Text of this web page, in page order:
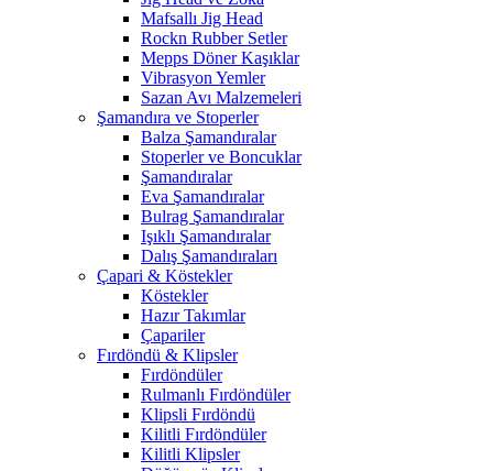
Mafsallı Jig Head
Rockn Rubber Setler
Mepps Döner Kaşıklar
Vibrasyon Yemler
Sazan Avı Malzemeleri
Şamandıra ve Stoperler
Balza Şamandıralar
Stoperler ve Boncuklar
Şamandıralar
Eva Şamandıralar
Bulrag Şamandıralar
Işıklı Şamandıralar
Dalış Şamandıraları
Çapari & Köstekler
Köstekler
Hazır Takımlar
Çapariler
Fırdöndü & Klipsler
Fırdöndüler
Rulmanlı Fırdöndüler
Klipsli Fırdöndü
Kilitli Fırdöndüler
Kilitli Klipsler